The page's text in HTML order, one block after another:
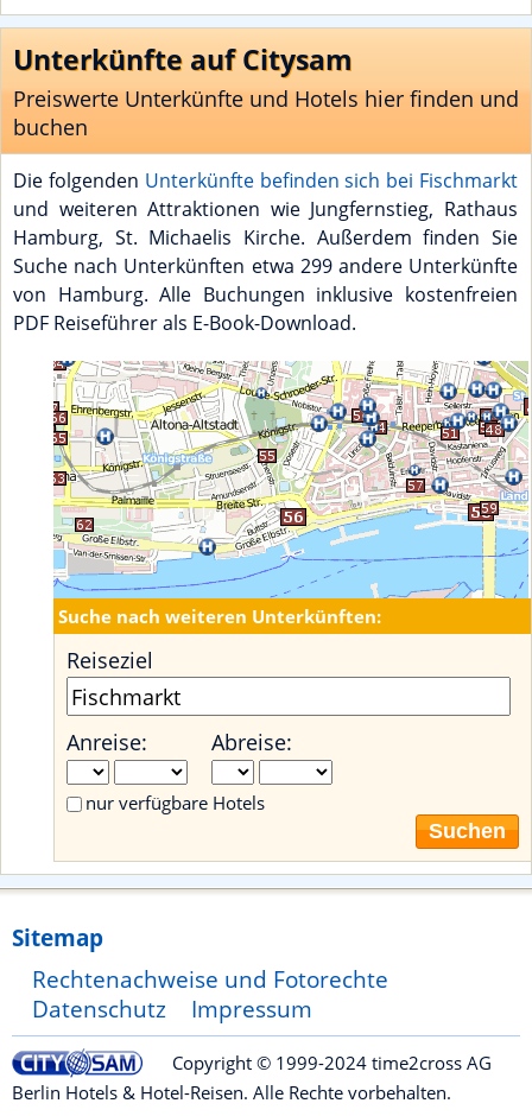
Unterkünfte auf Citysam
Preiswerte Unterkünfte und Hotels hier finden und
buchen
Die folgenden Unterkünfte befinden sich bei Fischmarkt
und weiteren Attraktionen wie Jungfernstieg, Rathaus
Hamburg, St. Michaelis Kirche. Außerdem finden Sie
Suche nach Unterkünften etwa 299 andere Unterkünfte
von Hamburg. Alle Buchungen inklusive kostenfreien
PDF Reiseführer als E-Book-Download.
Suche nach weiteren Unterkünften:
Reiseziel
Anreise: Abreise:
nur verfügbare Hotels
Suchen
Sitemap
Rechtenachweise und Fotorechte
Datenschutz
Impressum
Copyright © 1999-2024 time2cross AG
Berlin Hotels & Hotel-Reisen. Alle Rechte vorbehalten.